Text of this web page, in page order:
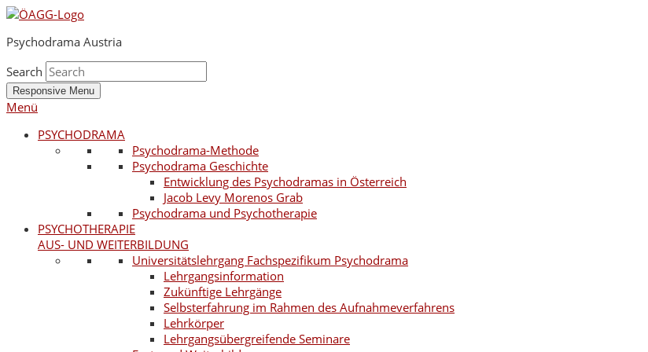
Psychodrama Austria
Search
Responsive Menu
Menü
PSYCHODRAMA
Psychodrama-Methode
Psychodrama Geschichte
Entwicklung des Psychodramas in Österreich
Jacob Levy Morenos Grab
Psychodrama und Psychotherapie
PSYCHOTHERAPIE
AUS- UND WEITERBILDUNG
Universitätslehrgang Fachspezifikum Psychodrama
Lehrgangsinformation
Zukünftige Lehrgänge
Selbsterfahrung im Rahmen des Aufnahmeverfahrens
Lehrkörper
Lehrgangsübergreifende Seminare